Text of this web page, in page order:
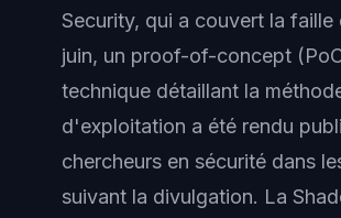
Security, qui a couvert la faille
juin, un proof-of-concept
technique détaillant la
d'exploitation a été rendu
chercheurs en sécurité dans
suivant la divulgation. La